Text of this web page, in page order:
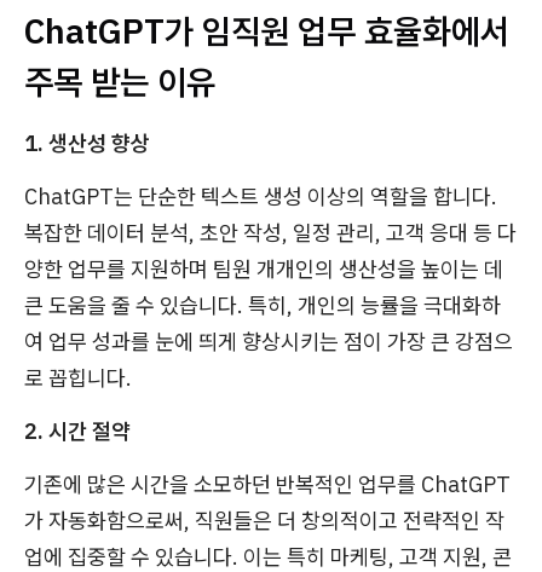
ChatGPT가 임직원 업무 효율화에서
주목 받는 이유
1. 생산성 향상
ChatGPT는 단순한 텍스트 생성 이상의 역할을 합니다.
복잡한 데이터 분석, 초안 작성, 일정 관리, 고객 응대 등 다
양한 업무를 지원하며 팀원 개개인의 생산성을 높이는 데
큰 도움을 줄 수 있습니다. 특히, 개인의 능률을 극대화하
여 업무 성과를 눈에 띄게 향상시키는 점이 가장 큰 강점으
로 꼽힙니다.
2. 시간 절약
기존에 많은 시간을 소모하던 반복적인 업무를 ChatGPT
가 자동화함으로써, 직원들은 더 창의적이고 전략적인 작
업에 집중할 수 있습니다. 이는 특히 마케팅, 고객 지원, 콘